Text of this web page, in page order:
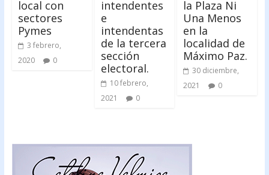
local con
sectores
Pymes
3 febrero,
2020
0
intendentes
e
intendentas
de la tercera
sección
electoral.
10 febrero,
2021
0
la Plaza Ni
Una Menos
en la
localidad de
Máximo Paz.
30 diciembre,
2021
0